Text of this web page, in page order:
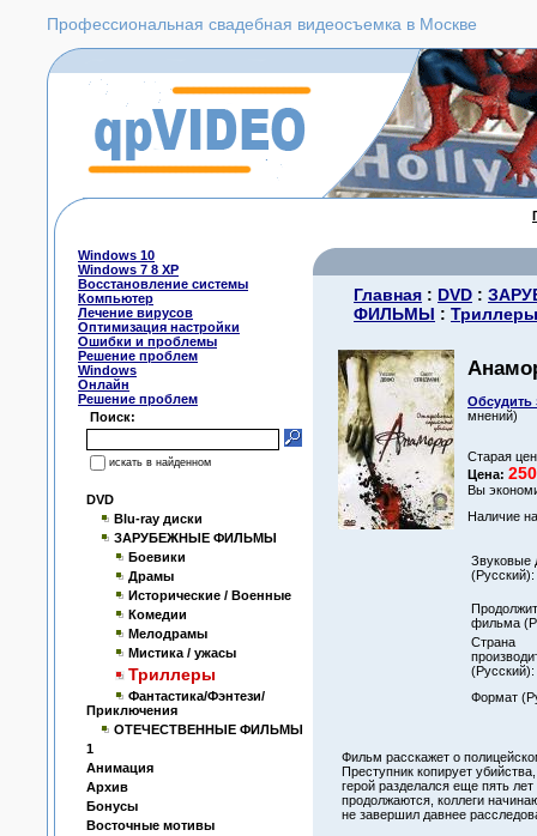
Профессиональная свадебная видеосъемка в Москве
Windows 10
Windows 7 8 XP
Восстановление системы
Компьютер
Лечение вирусов
Оптимизация настройки
Ошибки и проблемы
Решение проблем
Windows
Онлайн
Решение проблем
Поиск:
искать в найденном
DVD
Blu-ray диски
ЗАРУБЕЖНЫЕ ФИЛЬМЫ
Боевики
Драмы
Исторические / Военные
Комедии
Мелодрамы
Мистика / ужасы
Триллеры
Фантастика/Фэнтези/
Приключения
ОТЕЧЕСТВЕННЫЕ ФИЛЬМЫ
1
Анимация
Архив
Бонусы
Восточные мотивы
Главная : DVD :
ФИЛЬМЫ : Триллеры
Обсудить
мнений)
Старая
Цена:
Вы
Наличие
Звуковые
(Русский):
фильма
Страна
(Русский):
Формат
Фильм расскажет о
Преступник копирует
герой разделался еще пять
продолжаются, коллеги
не завершил давнее